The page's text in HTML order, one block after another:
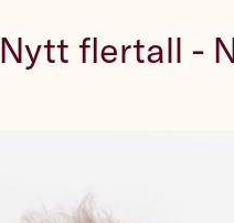
Nytt flertall -